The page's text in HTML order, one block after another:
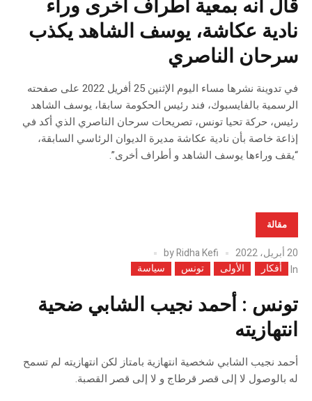
قال انه بمعية أطراف أخرى وراء
نادية عكاشة، يوسف الشاهد يكذب
سرحان الناصري
في تدوينة نشرها مساء اليوم الإثنين 25 أفريل 2022 على صفحته
الرسمية بالفايسبوك، فند رئيس الحكومة سابقا، يوسف الشاهد
رئيس، حركة تحيا تونس، تصريحات سرحان الناصري الذي أكد في
إذاعة خاصة بأن نادية عكاشة مديرة الديوان الرئاسي السابقة،
“يقف وراءها يوسف الشاهد و أطراف أخرى”.
مقالة
20 أبريل، 2022 byRidha Kefi
In
أفكار الأولى تونس سياسة
تونس : أحمد نجيب الشابي ضحية
انتهازيته
أحمد نجيب الشابي شخصية انتهازية بامتاز لكن انتهازيته لم تسمح
له بالوصول لا إلى قصر قرطاج و لا إلى قصر القصبة.